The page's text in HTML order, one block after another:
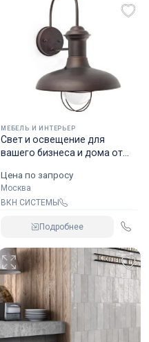
МЕБЕЛЬ И ИНТЕРЬЕР
Свет и освещение для
вашего бизнеса и дома от
Цена по запросу
Москва
ВКН СИСТЕМЫ
Подробнее